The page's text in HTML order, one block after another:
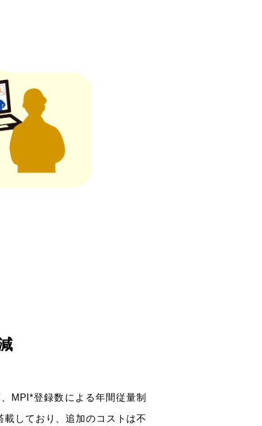
MPI*登録数による年間従量制
しており、追加のコストは不